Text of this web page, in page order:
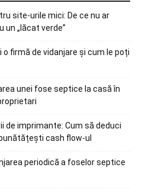
site-urile mici: De ce nu ar
„lăcat verde”
firmă de vidanjare și cum le poți
unei fose septice la casă în
de imprimante: Cum să deduci
cash flow-ul
periodică a foselor septice